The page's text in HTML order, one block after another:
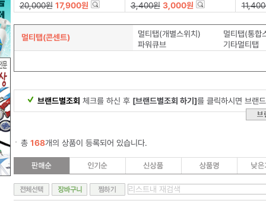
20,000원 17,900원
3,400원 3,000원
멀티탭(콘센트) 멀티탭(개별스위치)
멀티탭(통합
파워큐브
기타멀티탭
브랜드별조회 체크를 하신 후 [브랜드별조회 하기]를 클릭하시면 브랜
총 168개의 상품이 등록되어 있습니다.